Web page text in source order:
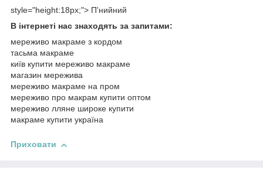
style="height:18px;"> П'нийний
В інтернеті нас знаходять за запитами:
мереживо макраме з кордом
тасьма макраме
київ купити мереживо макраме
магазин мережива
мереживо макраме на пром
мереживо про макрам купити оптом
мереживо лляне широке купити
макраме купити україна
Приховати